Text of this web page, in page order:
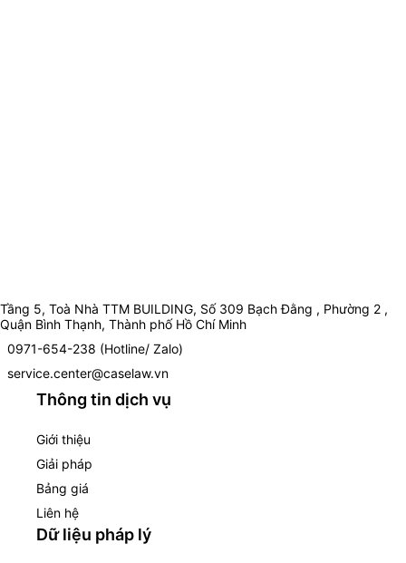
Tầng 5, Toà Nhà TTM BUILDING, Số 309 Bạch Đằng , Phường 2 ,
Quận Bình Thạnh, Thành phố Hồ Chí Minh
0971-654-238 (Hotline/ Zalo)
service.center@caselaw.vn
Thông tin dịch vụ
Giới thiệu
Giải pháp
Bảng giá
Liên hệ
Dữ liệu pháp lý